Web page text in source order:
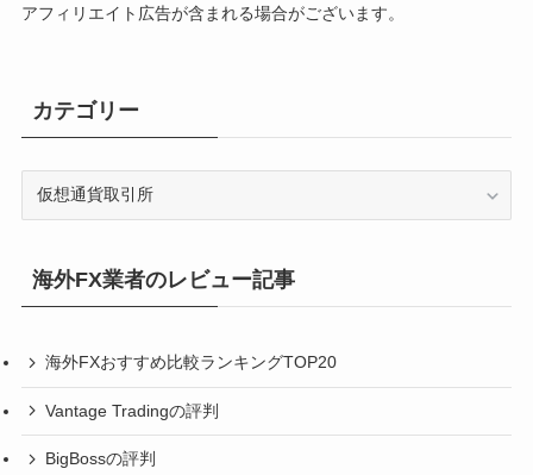
アフィリエイト広告が含まれる場合がございます。
カテゴリー
ー海外FX業者のレビュー記事
海外FXおすすめ比較ランキングTOP20
Vantage Tradingの評判
BigBossの評判